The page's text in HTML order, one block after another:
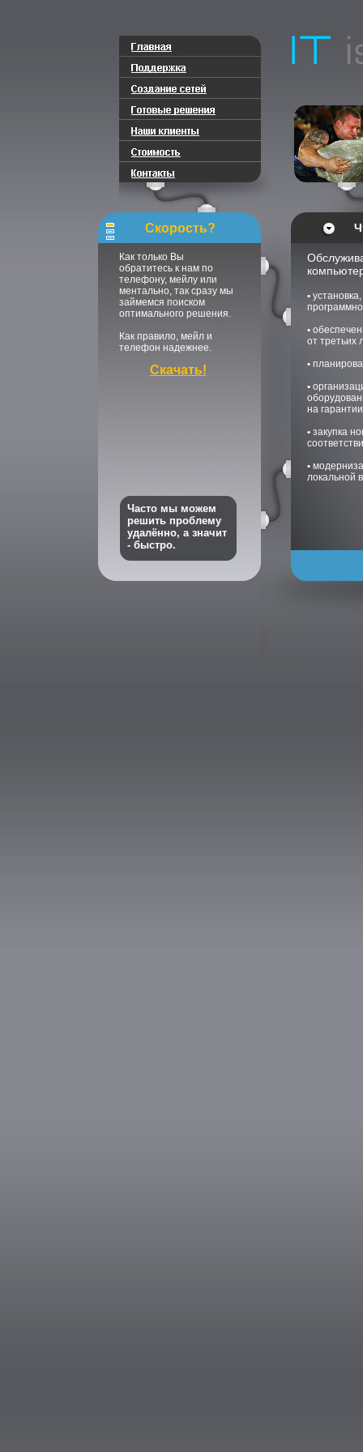
Скорость?
Как только Вы
обратитесь к нам по
телефону, мейлу или
ментально, так сразу мы
займемся поиском
оптимального решения.
Как правило, мейл и
телефон надежнее.
Скачать!
Часто мы можем
решить проблему
удалённо, а значит
- быстро.
•
•
от третьих
•
•
на
• закупка
•
локальной